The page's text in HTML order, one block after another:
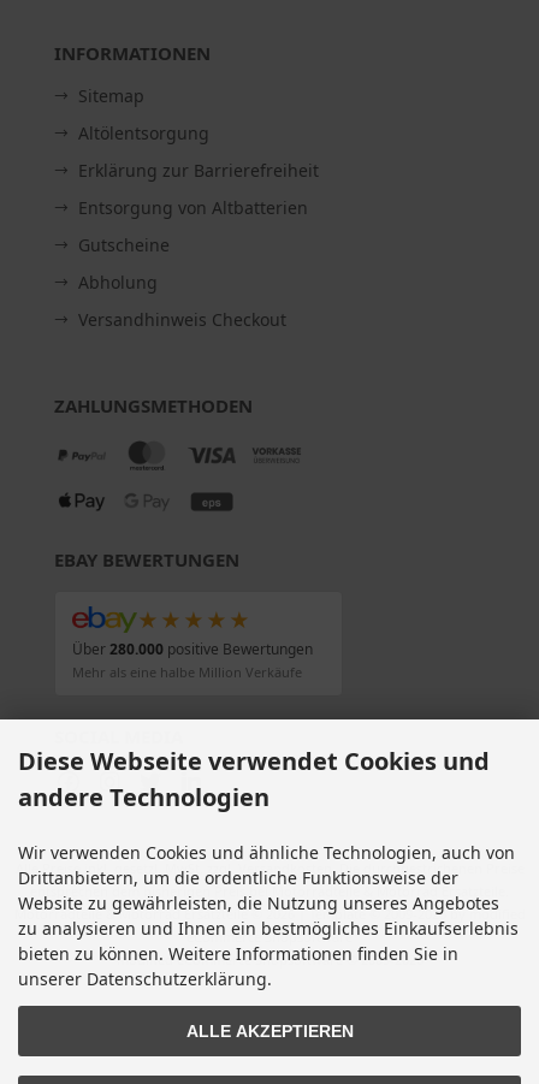
INFORMATIONEN
Sitemap
Altölentsorgung
Erklärung zur Barrierefreiheit
Entsorgung von Altbatterien
Gutscheine
Abholung
Versandhinweis Checkout
ZAHLUNGSMETHODEN
EBAY BEWERTUNGEN
★★★★★
Über280.000positive Bewertungen
Mehr als eine halbe Million Verkäufe
Alle Preise inkl. gesetzl. MwSt. zzgl. Versandkosten . Die durchgestrichenen Preise
entsprechen dem bisherigen Preis bei Motorradteile & Motorrad Ersatzteile.
Motorradteile & Motorrad Ersatzteile © 2026 | Template © 2009-2026 by modified
eCommerce Shopsoftware
modified eCommerce Shopsoftware © 2009-2026
Diese Webseite verwendet Cookies und
andere Technologien
Wir verwenden Cookies und ähnliche Technologien, auch von
Drittanbietern, um die ordentliche Funktionsweise der
Website zu gewährleisten, die Nutzung unseres Angebotes
zu analysieren und Ihnen ein bestmögliches Einkaufserlebnis
bieten zu können. Weitere Informationen finden Sie in
unserer Datenschutzerklärung.
ALLE AKZEPTIEREN